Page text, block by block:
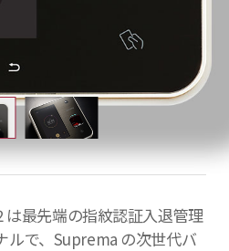
最先端の指紋認証入退管理
ルで、Suprema の次世代バ